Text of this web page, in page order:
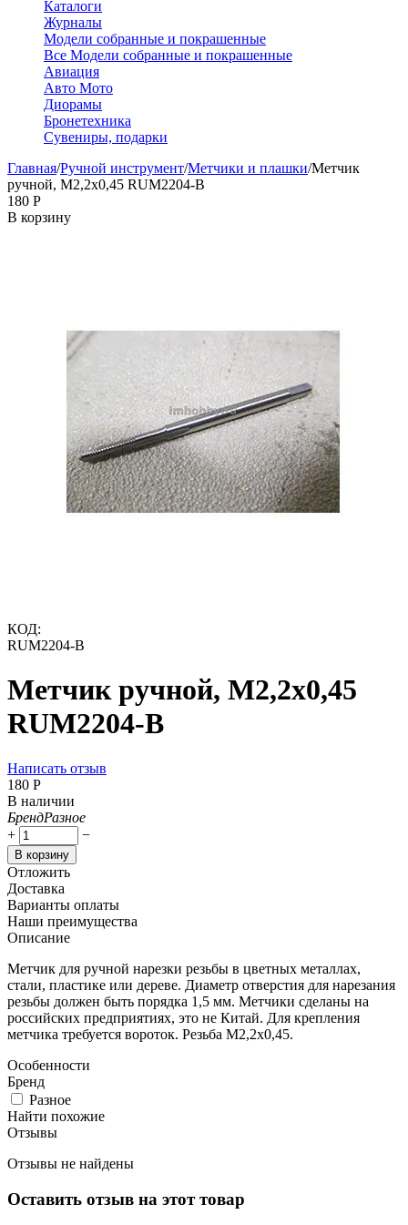
Каталоги
Журналы
Модели собранные и покрашенные
Все Модели собранные и покрашенные
Авиация
Авто Мото
Диорамы
Бронетехника
Сувениры, подарки
Главная/Ручной инструмент/Метчики и плашки/Метчик
ручной, М2,2х0,45 RUM2204-B
‍180‍ Р
В корзину
КОД:
RUM2204-B
Метчик ручной, М2,2х0,45
RUM2204-B
Написать отзыв
‍180‍ Р
В наличии
БрендРазное
+
−
В корзину
Отложить
Доставка
Варианты оплаты
Наши преимущества
Описание
Метчик для ручной нарезки резьбы в цветных металлах,
стали, пластике или дереве. Диаметр отверстия для нарезания
резьбы должен быть порядка 1,5 мм. Метчики сделаны на
российских предприятиях, это не Китай. Для крепления
метчика требуется вороток. Резьба М2,2х0,45.
Особенности
Бренд
Разное
Найти похожие
Отзывы
Отзывы не найдены
Оставить отзыв на этот товар